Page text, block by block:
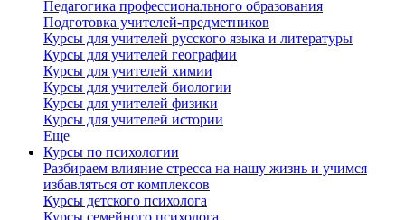
Педагогика профессионального образования
Подготовка учителей-предметников
Курсы для учителей русского языка и литературы
Курсы для учителей географии
Курсы для учителей химии
Курсы для учителей биологии
Курсы для учителей физики
Курсы для учителей истории
Еще
Курсы по психологии
Разбираем влияние стресса на нашу жизнь и учимся
избавляться от комплексов
Курсы детского психолога
Курсы семейного психолога